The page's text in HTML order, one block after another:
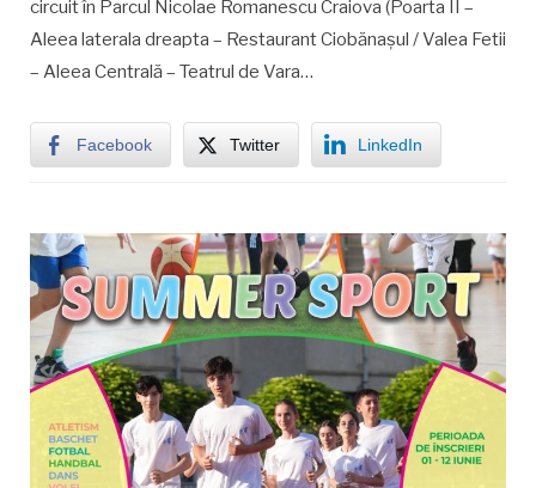
circuit în Parcul Nicolae Romanescu Craiova (Poarta II –
Aleea laterala dreapta – Restaurant Ciobănașul / Valea Fetii
– Aleea Centrală – Teatrul de Vara…
Facebook Twitter LinkedIn